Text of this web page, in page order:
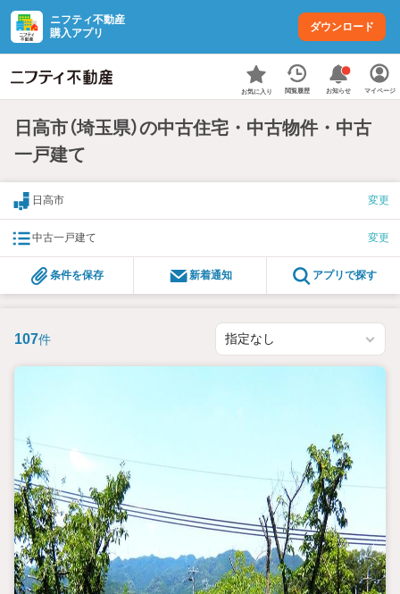
ニフティ不動産
購入アプリ
ダウンロード
お気に入り 閲覧履歴 お知らせ マイページ
日高市（埼玉県）の中古住宅・中古物件・中古
一戸建て
日高市 変更
中古一戸建て 変更
条件を保存 新着通知 アプリで探す
107件